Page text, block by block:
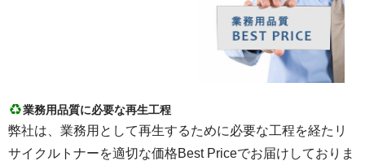
業務用品質に必要な再生工程
弊社は、業務用として再生するために必要な工程を経たリ
サイクルトナーを適切な価格Best Priceでお届けしておりま